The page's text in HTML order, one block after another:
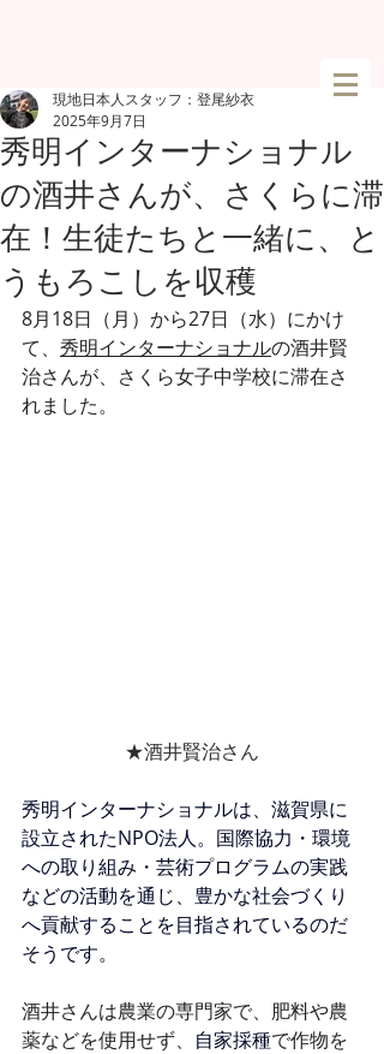
秀明インターナショナル
の酒井さんが、さくらに滞
在！生徒たちと一緒に、と
うもろこしを収穫
現地日本人スタッフ：登尾紗衣
2025年9月7日
8月18日（月）から27日（水）にかけ
て、 秀明インターナショナルの酒井賢
治さんが、さくら女子中学校に滞在さ
れました。
★酒井賢治さん
秀明インターナショナルは、滋賀県に
設立されたNPO法人。国際協力・環境
への取り組み・芸術プログラムの実践
などの活動を通じ、豊かな社会づくり
へ貢献することを目指されているのだ
そうです。
酒井さんは農業の専門家で、肥料や農
薬などを使用せず、 自家採種で作物を